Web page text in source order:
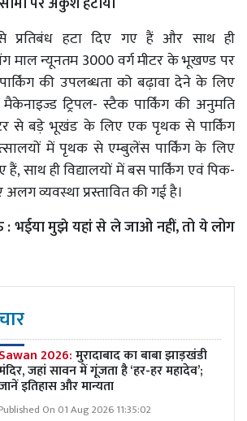
हटा दिए गए हैं और साथ ही
माल न्यूनतम 3000 वर्ग मीटर के भूखण्ड पर
की उपलब्धता को बढ़ावा देने के लिए
मैकेनाइज्ड ट्रिपल- स्टैक पार्किंग की अनुमति
से बड़े भूखंड के लिए एक पृथक से पार्किंग
में पृथक से एम्बुलेंस पार्किंग के लिए
हैं, साथ ही विद्यालयों में बस पार्किंग एवं पिक-
व्यवस्था प्रस्तावित की गई है।
भईया मुझे यहां से ले जाओ नहीं, तो ये लोग
Sawan 2026:मुरादाबाद का बाबा झाड़खंडी
जहां सावन में गूंजता है ‘हर-हर महादेव’;
इतिहास और मान्यता
Published On 01 Aug 2026 11:35:02